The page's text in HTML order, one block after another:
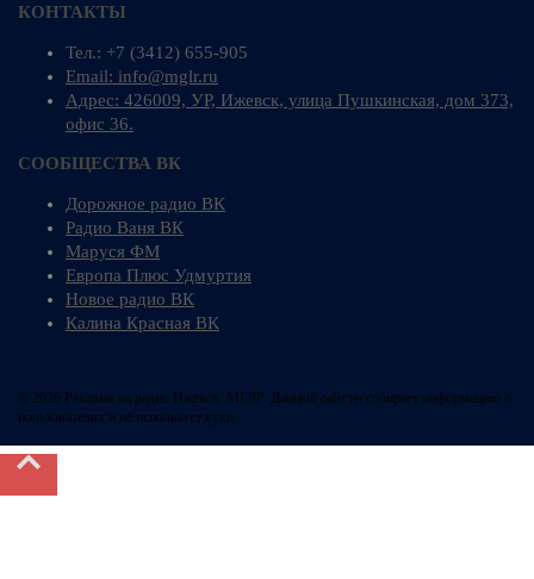
КОНТАКТЫ
Тел.: +7 (3412) 655-905
Email: info@mglr.ru
Адрес: 426009, УР, Ижевск, улица Пушкинская, дом 373,
офис 36.
СООБЩЕСТВА ВК
Дорожное радио ВК
Радио Ваня ВК
Маруся ФМ
Европа Плюс Удмуртия
Новое радио ВК
Калина Красная ВК
© 2026 Реклама на радио Ижевск. МГЛР. Данный сайт не собирает информацию о
пользователях и не использует куки.